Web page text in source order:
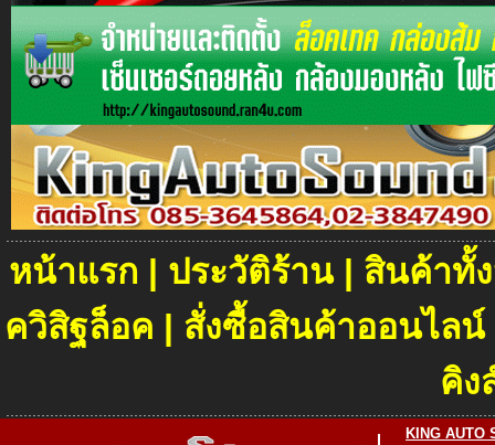
หน้าแรก | ประวัติร้าน| สินค้าทั้
ควิสิฐล็อค | สั่งซื้อสินค้าออนไลน์
คิง
KING AUTO